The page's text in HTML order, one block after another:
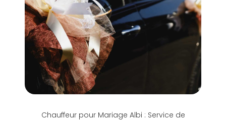
Chauffeur pour Mariage Albi : Service de